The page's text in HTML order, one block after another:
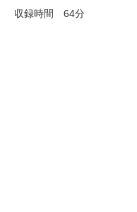
収録時間 64分